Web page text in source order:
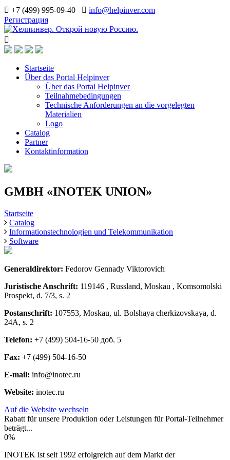
+7 (499) 995-09-40
info@helpinver.com
Регистрация
Startseite
Über das Portal Helpinver
Über das Portal Helpinver
Teilnahmebedingungen
Technische Anforderungen an die vorgelegten
Materialien
Logo
Catalog
Partner
Kontaktinformation
GMBH «INOTEK UNION»
Startseite
Catalog
Informationstechnologien und Telekommunikation
Software
Generaldirektor: Fedorov Gennady Viktorovich
Juristische Anschrift: 119146 , Russland, Moskau , Komsomolski
Prospekt, d. 7/3, s. 2
Postanschrift: 107553, Moskau, ul. Bolshaya cherkizovskaya, d.
24A, s. 2
Telefon: +7 (499) 504-16-50 доб. 5
Fax: +7 (499) 504-16-50
E-mail: info@inotec.ru
Website: inotec.ru
Auf die Website wechseln
Rabatt für unsere Produktion oder Leistungen für Portal-Teilnehmer
beträgt...
0%
INOTEK ist seit 1992 erfolgreich auf dem Markt der